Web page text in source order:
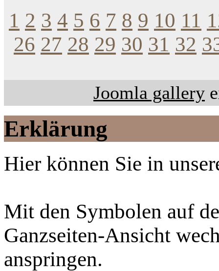
1 2 3 4 5 6 7 8 9 10 11
26 27 28 29 30 31 32
Joomla gallery
Erklärung
Hier können Sie in
Mit den Symbolen auf
Ganzseiten-Ansicht
anspringen.